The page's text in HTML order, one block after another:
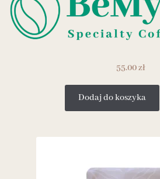
55.00zł
Dodaj do koszyka